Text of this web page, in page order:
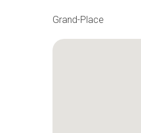
Grand-Place